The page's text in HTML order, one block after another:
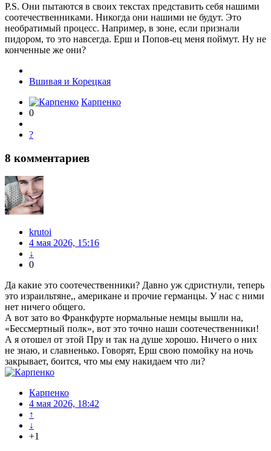
P.S. Они пытаются в своих текстах представить себя нашими
соотечественниками. Никогда они нашими не будут. Это
необратимый процесс. Например, в зоне, если признали
пидором, то это навсегда. Ерш и Попов-ец меня поймут. Ну не
конченные же они?
Вшивая и Корецкая
Карпенко
0
?
8 комментариев
krutoi
4 мая 2026, 15:16
↓
0
Да какие это соотечественники? Давно уж сдристнули, теперь
это израильтяне,, американе и прочие германцы. У нас с ними
нет ничего общего.
А вот зато во Франкфурте нормальные немцы вышли на,
«Бессмертный полк», вот это точно наши соотечественники!
А я отошел от этой Пру и так на душе хорошо. Ничего о них
не знаю, и славненько. Говорят, Ерш свою помойку на ночь
закрывает, боится, что мы ему накидаем что ли?
Карпенко
4 мая 2026, 18:42
↑
↓
+1